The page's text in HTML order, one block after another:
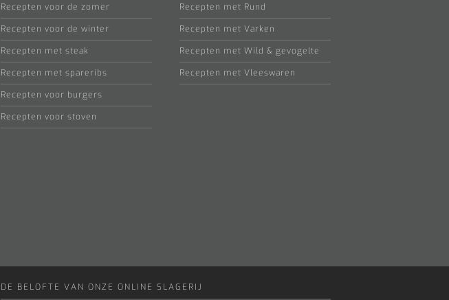
Recepten voor de zomer
Recepten voor de winter
Recepten met steak
Recepten met spareribs
Recepten voor burgers
Recepten voor stoven
Recepten met Rund
Recepten met Varken
Recepten met Wild & gevogelte
Recepten met Vleeswaren
DE BELOFTE VAN ONZE ONLINE SLAGERIJ